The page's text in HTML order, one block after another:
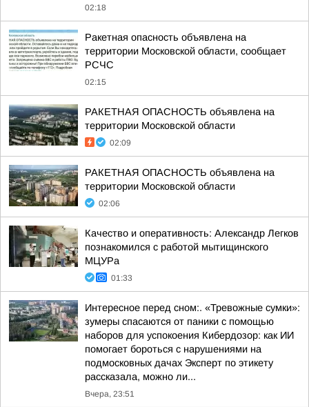
02:18
Ракетная опасность объявлена на
территории Московской области, сообщает
РСЧС
02:15
РАКЕТНАЯ ОПАСНОСТЬ объявлена на
территории Московской области
02:09
РАКЕТНАЯ ОПАСНОСТЬ объявлена на
территории Московской области
02:06
Качество и оперативность: Александр Легков
познакомился с работой мытищинского
МЦУРа
01:33
Интересное перед сном:. «Тревожные сумки»:
зумеры спасаются от паники с помощью
наборов для успокоения Кибердозор: как ИИ
помогает бороться с нарушениями на
подмосковных дачах Эксперт по этикету
рассказала, можно ли...
Вчера, 23:51